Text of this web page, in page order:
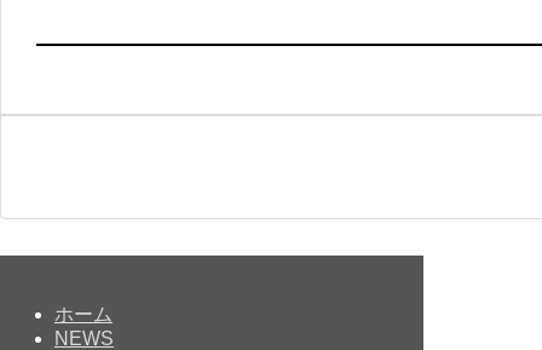
ホーム
NEWS